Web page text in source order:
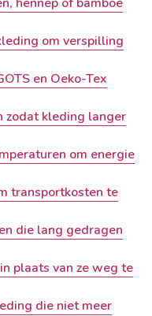
hennep of bamboe
om verspilling
en Oeko-Tex
zodat kleding langer
om energie
transportkosten te
die lang gedragen
plaats van ze weg te
die niet meer